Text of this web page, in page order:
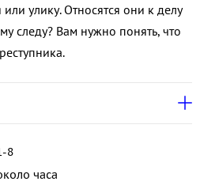
улику. Относятся они к делу
следу? Вам нужно понять, что
8
часа